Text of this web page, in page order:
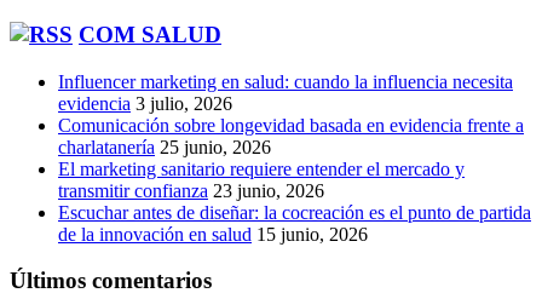
COM SALUD
Influencer marketing en salud: cuando la influencia necesita
evidencia 3 julio, 2026
Comunicación sobre longevidad basada en evidencia frente a
charlatanería 25 junio, 2026
El marketing sanitario requiere entender el mercado y
transmitir confianza 23 junio, 2026
Escuchar antes de diseñar: la cocreación es el punto de partida
de la innovación en salud 15 junio, 2026
Últimos comentarios